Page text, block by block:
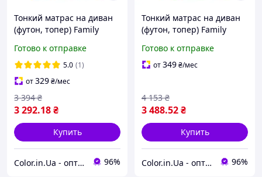
Тонкий матрас на диван
(футон, топер) Family
Готово к отправке
5.0 (1)
от329₴/мес
3 292.18₴
3 394 ₴
Купить
Color.in.Ua - оптові ціни, акції, знижки, доставка! 96%
Тонкий матрас на диван
(футон, топер) Family
(8см, 4/4)
Готово к отправке
от349₴/мес
3 488.52₴
4 153 ₴
Купить
Color.in.Ua - оптові ціни, акції, знижки, доставка! 96%